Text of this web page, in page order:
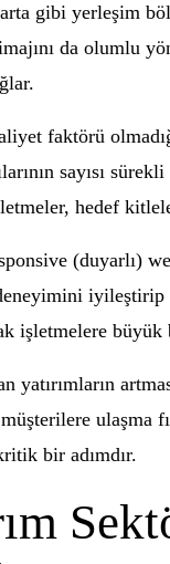
gibi yerleşim
da olumlu
faktörü
sayısı
hedef
(duyarlı)
işletmelere büyük
yatırımların
ulaşma
bir adımdır.